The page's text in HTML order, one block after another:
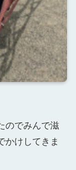
のでみんで滋
かけしてきま